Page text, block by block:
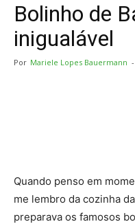
Bolinho de
inigualável
Por Mariele Lopes Bauermann -
Quando penso em
me lembro da cozinha
preparava os famosos